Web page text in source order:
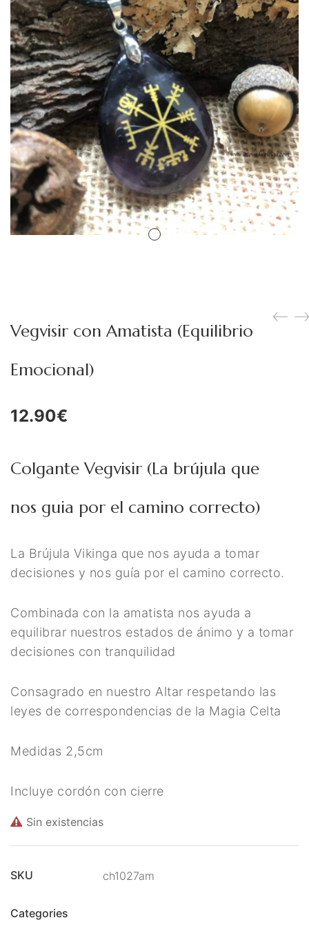
Amuletos Símbolos Celtas
Anillo Atlante
Aromaterapia
Atrapa sueños
Bolas de Cristal
Brujas de Artesanía
Cofre de los Deseos
Diosas Celtas
Duendes
Hadas
Libros y Agendas
Angeles y Arcángeles
Llaveros Mágicos
Mano de Fátima y Ojo
Meditación
Nueva Colección
Para Atraer La Suerte
Para El Amor
Para El Exito
Para Equilibrio Emocional
Aceites para ritual
Hierbas y Plantas para
Vegvisir con Amatista (Equilibrio
Emocional)
12.90€
Colgante Vegvisir (La brújula que
nos guia por el camino correcto)
La Brújula Vikinga que nos ayuda a tomar
decisiones y nos guía por el camino correcto.
Combinada con la amatista nos ayuda a
equilibrar nuestros estados de ánimo y a tomar
decisiones con tranquilidad
Consagrado en nuestro Altar respetando las
leyes de correspondencias de la Magia Celta
Medidas 2,5cm
Incluye cordón con cierre
Sin existencias
SKU ch1027am
Categories